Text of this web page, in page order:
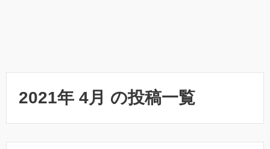
2021年 4月 の投稿一覧